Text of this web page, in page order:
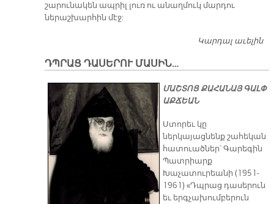
շարունակեն ապրիլ լուռ ու անաղմուկ մարդու
ներաշխարհին մէջ:
Կարդալ աւելին
ԴՊՐԱՑ ԴԱՍԵՐՈՒ ՄԱՍԻՆ…
ՄԱՇՏՈՑ ՔԱՀԱՆԱՅ ԳԱԼՓ
ԱՔՃԵԱՆ
Ստորեւ կը
ներկայացնենք շահեկան
հատուածներ՝ Գարեգին
Պատրիարք
Խաչատուրեանի (1951-
1961) «Դպրաց դասերուն
եւ երգչախումբերուն